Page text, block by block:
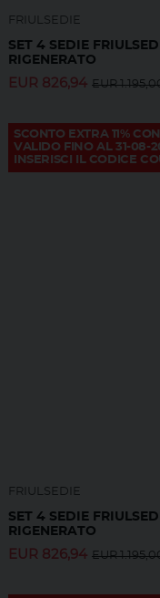
FRIULSEDIE
SET 4 SEDIE
RIGENERATO
EUR 826,94 EUR
SCONTO EXTRA 11%
VALIDO FINO AL 31-08-
INSERISCI IL CODICE
FRIULSEDIE
SET 4 SEDIE
RIGENERATO
EUR 826,94 EUR